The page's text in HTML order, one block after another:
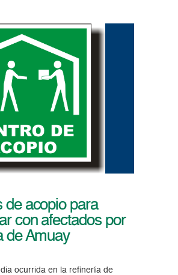
de acopio para
con afectados por
de Amuay
ocurrida en la refinería de